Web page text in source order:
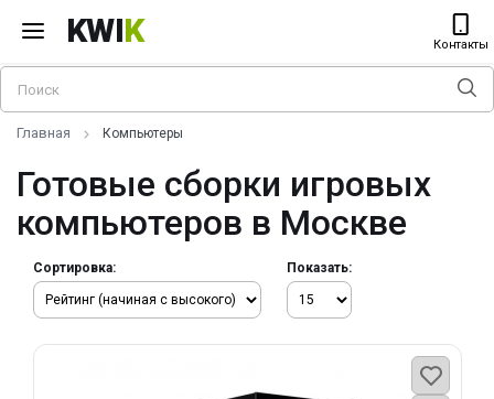
KWIK Контакты
Главная Компьютеры
Готовые сборки игровых
компьютеров в Москве
Сортировка: Показать: